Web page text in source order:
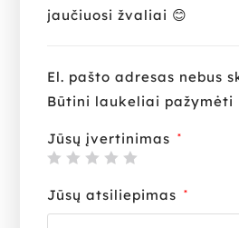
jaučiuosi žvaliai 😊
El. pašto adresas nebus
Būtini laukeliai pažymėti
Jūsų įvertinimas *
Jūsų atsiliepimas *